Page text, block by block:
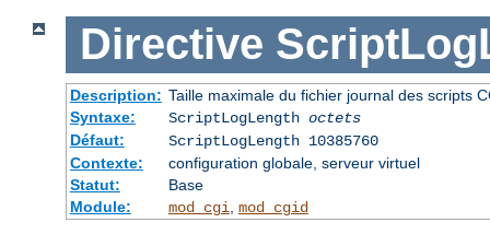
Directive
Description: Taille maximale du fichier journal des scripts
Syntaxe:
ScriptLogLength octets
Défaut:
ScriptLogLength 10385760
Contexte:
configuration globale, serveur virtuel
Statut:
Base
Module:
mod_cgi mod_cgid